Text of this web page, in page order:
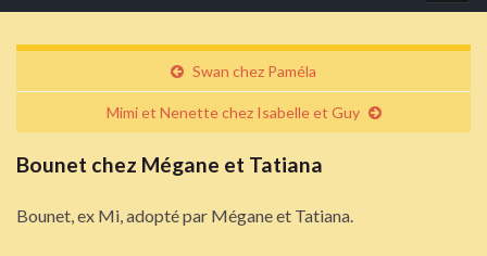
Swan chez Paméla
Mimi et Nenette chez Isabelle et Guy
Bounet chez Mégane et Tatiana
Bounet, ex Mi, adopté par Mégane et Tatiana.